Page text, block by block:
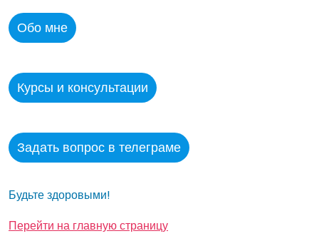
Обо мне
Курсы и консультации
Задать вопрос в телеграме
Будьте здоровыми!
Перейти на главную страницу